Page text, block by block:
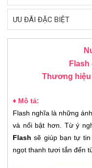
ƯU ĐÃI ĐẶC BIỆT
Flash
Thương hiệu
♦ Mô tả:
Flash nghĩa là những
và nổi bật hơn. Từ ý
Flash sẽ giúp bạn tự
ngọt thanh tươi tắn đến